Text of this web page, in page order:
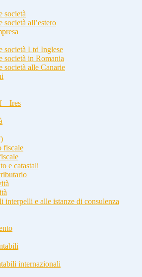
società
società all’estero
società Ltd Inglese
società in Romania
società alle Canarie
– Ires
fiscale
e catastali
interpelli e alle istanze di consulenza
internazionali